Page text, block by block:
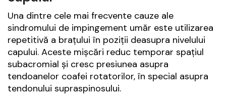
Una dintre cele mai frecvente cauze ale
sindromului de impingement umăr este utilizarea
repetitivă a brațului în poziții deasupra nivelului
capului. Aceste mișcări reduc temporar spațiul
subacromial și cresc presiunea asupra
tendoanelor coafei rotatorilor, în special asupra
tendonului supraspinosului.